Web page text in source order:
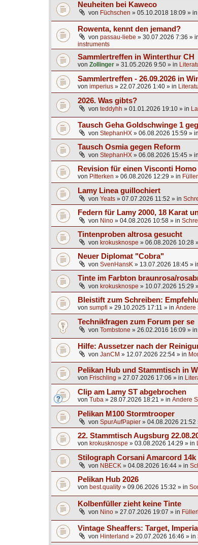
Neuheiten bei Kaweco
von Füchschen » 05.10.2018 18:09 » in
Rowenta, kennt den jemand?
von passau-liebe » 30.07.2026 7:36 »
instruments
Sammlertreffen in Winterthur CH
von Zollinger » 31.05.2026 9:50 » in
Sammlertreffen - 26.09.2026 in
von imperius » 22.07.2026 1:40 » in
2026. Was gibts?
von teddyhh » 01.01.2026 19:10 » in
Tausch Geha Goldschwinge 1
von StephanHX » 06.08.2026 15:59 » in
Tausch Osmia gegen Reform
von StephanHX » 06.08.2026 15:45 » in
Revision für einen Visconti
von Pitterken » 06.08.2026 12:29 » in
Lamy Linea guillochiert
von Yeats » 07.07.2026 11:52 » in
Federn für Lamy 2000, 18 Karat
von Nino » 04.08.2026 10:58 » in
Tintenproben altrosa gesucht
von krokusknospe » 06.08.2026 10:28
Neuer Diplomat "Cobra"
von SvenHansK » 13.07.2026 18:45 »
Tinte im Farbton braunrosa/
von krokusknospe » 10.07.2026 15:29
Bleistift zum Schreiben:
von sumpfi » 29.10.2025 17:11 » in Andere
Technikfragen zum Forum per se
von Tombstone » 26.02.2016 16:09 » in
Hilfe: Aussetzer nach der
von JanCM » 12.07.2026 22:54 » in
Pelikan Hub und Stammtisch in
von Frischling » 27.07.2026 17:06 » in
Clip am Lamy ST abgebrochen
von Tuba » 28.07.2026 18:21 » in Andere
Pelikan M100 Stormtrooper
von SpurAufPapier » 04.08.2026 21:52
22. Stammtisch Augsburg
von krokusknospe » 03.08.2026 14:29 » in
Stilograph Corsani Amarcord 14k
von NBECK » 04.08.2026 16:44 » in
Pelikan Hub 2026
von best.quality » 09.06.2026 15:32 » in
Kolbenfüller zieht keine Tinte
von Nino » 27.07.2026 19:07 » in
Vintage Sheaffers: Target,
von Hinterland » 20.07.2026 16:46 » in